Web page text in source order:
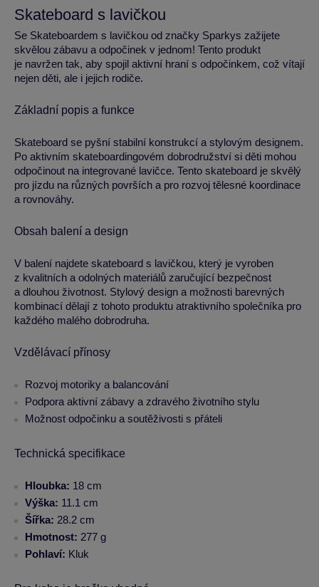
Skateboard s lavičkou
Se Skateboardem s lavičkou od značky Sparkys zažijete
skvělou zábavu a odpočinek v jednom! Tento produkt
je navržen tak, aby spojil aktivní hraní s odpočinkem, což vítají
nejen děti, ale i jejich rodiče.
Základní popis a funkce
Skateboard se pyšní stabilní konstrukcí a stylovým designem.
Po aktivním skateboardingovém dobrodružství si děti mohou
odpočinout na integrované lavičce. Tento skateboard je skvělý
pro jízdu na různých površích a pro rozvoj tělesné koordinace
a rovnováhy.
Obsah balení a design
V balení najdete skateboard s lavičkou, který je vyroben
z kvalitních a odolných materiálů zaručující bezpečnost
a dlouhou životnost. Stylový design a možnosti barevných
kombinací dělají z tohoto produktu atraktivního společníka pro
každého malého dobrodruha.
Vzdělávací přínosy
Rozvoj motoriky a balancování
Podpora aktivní zábavy a zdravého životního stylu
Možnost odpočinku a soutěživosti s přáteli
Technická specifikace
Hloubka: 18 cm
Výška: 11.1 cm
Šířka: 28.2 cm
Hmotnost: 277 g
Pohlaví: Kluk